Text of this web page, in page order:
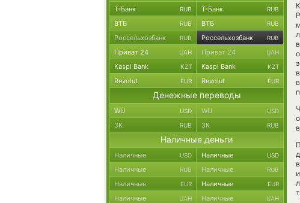
Т-Банк RUB Т-Банк RUB
ВТБ RUB ВТБ RUB
Россельхозбанк RUB Россельхозбанк RUB
Приват 24 UAH Приват 24 UAH
Kaspi Bank KZT Kaspi Bank KZT
Revolut EUR Revolut EUR
Денежные переводы
WU USD WU USD
ЗК RUB ЗК RUB
Наличные деньги
Наличные USD Наличные USD
Наличные RUB Наличные RUB
Наличные EUR Наличные EUR
Наличные UAH Наличные UAH